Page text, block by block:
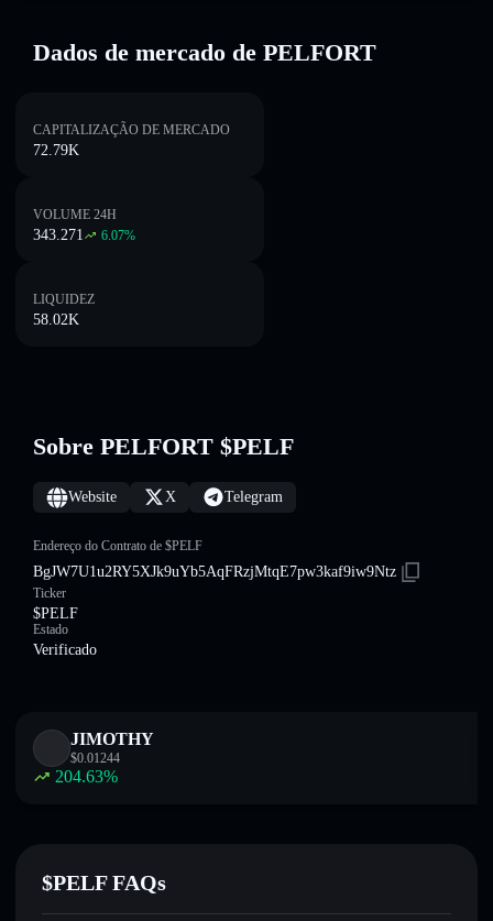
Dados de mercado de PELFORT
CAPITALIZAÇÃO DE MERCADO
72.79K
VOLUME 24H
343.271 6.07%
LIQUIDEZ
58.02K
Sobre PELFORT $PELF
Website X Telegram
Endereço do Contrato de $PELF
BgJW7U1u2RY5XJk9uYb5AqFRzjMtqE7pw3kaf9iw9Ntz
Ticker
$PELF
Estado
Verificado
JIMOTHY
$0.01244
204.63%
$PELF FAQs